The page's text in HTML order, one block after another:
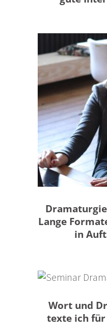
MEHR
Lange
in
Wort und
texte ich für